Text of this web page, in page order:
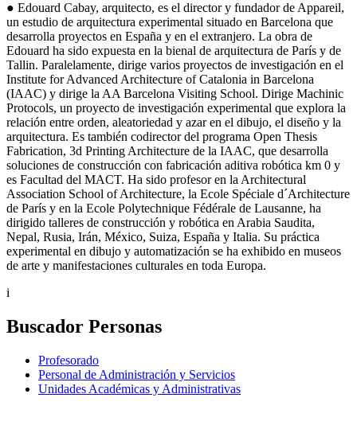
● Edouard Cabay, arquitecto, es el director y fundador de Appareil,
un estudio de arquitectura experimental situado en Barcelona que
desarrolla proyectos en España y en el extranjero. La obra de
Edouard ha sido expuesta en la bienal de arquitectura de París y de
Tallin. Paralelamente, dirige varios proyectos de investigación en el
Institute for Advanced Architecture of Catalonia in Barcelona
(IAAC) y dirige la AA Barcelona Visiting School. Dirige Machinic
Protocols, un proyecto de investigación experimental que explora la
relación entre orden, aleatoriedad y azar en el dibujo, el diseño y la
arquitectura. Es también codirector del programa Open Thesis
Fabrication, 3d Printing Architecture de la IAAC, que desarrolla
soluciones de construcción con fabricación aditiva robótica km 0 y
es Facultad del MACT. Ha sido profesor en la Architectural
Association School of Architecture, la Ecole Spéciale d´Architecture
de París y en la Ecole Polytechnique Fédérale de Lausanne, ha
dirigido talleres de construcción y robótica en Arabia Saudita,
Nepal, Rusia, Irán, México, Suiza, España y Italia. Su práctica
experimental en dibujo y automatización se ha exhibido en museos
de arte y manifestaciones culturales en toda Europa.
i
Buscador Personas
Profesorado
Personal de Administración y Servicios
Unidades Académicas y Administrativas